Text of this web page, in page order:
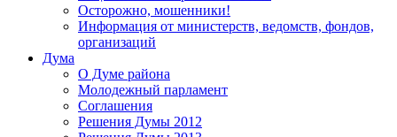
Осторожно, мошенники!
Информация от министерств, ведомств, фондов,
организаций
Дума
О Думе района
Молодежный парламент
Соглашения
Решения Думы 2012